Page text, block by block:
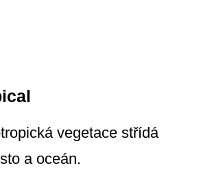
vegetace střídá
a oceán.